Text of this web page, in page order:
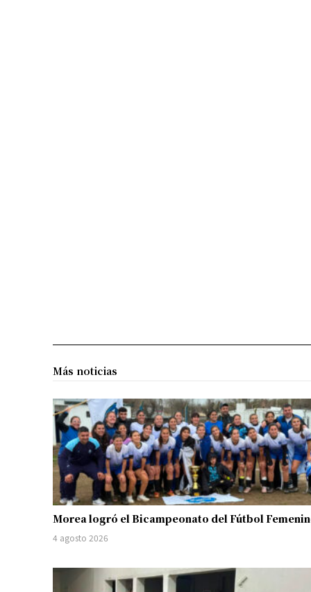
Más noticias
Morea logró el Bicampeonato del Fútbol
4 agosto 2026